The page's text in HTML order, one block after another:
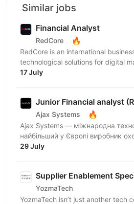
Similar jobs
Financial Analyst
RedCore 🔥
RedCore is an international
technological solutions for digital
and services cover fintech,
17 July
Junior Financial analyst
Ajax Systems 🔥
Ajax Systems — міжнародна
найбільший у Європі виробник
Продуктам Ajax довіряють уже
29 July
Supplier Enablement
YozmaTech
YozmaTech isn’t just another tech